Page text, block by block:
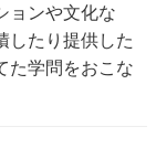
ョンや文化な
したり提供した
た学問をおこな